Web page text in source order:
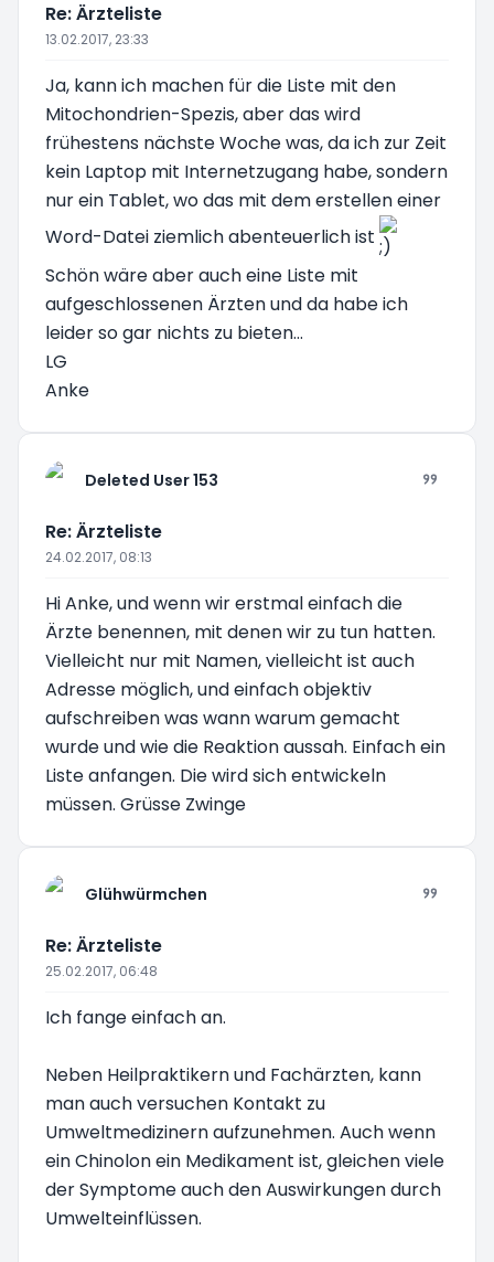
Re: Ärzteliste
13.02.2017, 23:33
Ja, kann ich machen für die Liste mit den
Mitochondrien-Spezis, aber das wird
frühestens nächste Woche was, da ich zur Zeit
kein Laptop mit Internetzugang habe, sondern
nur ein Tablet, wo das mit dem erstellen einer
Word-Datei ziemlich abenteuerlich ist
Schön wäre aber auch eine Liste mit
aufgeschlossenen Ärzten und da habe ich
leider so gar nichts zu bieten...
LG
Anke
Deleted User 153
Re: Ärzteliste
24.02.2017, 08:13
Hi Anke, und wenn wir erstmal einfach die
Ärzte benennen, mit denen wir zu tun hatten.
Vielleicht nur mit Namen, vielleicht ist auch
Adresse möglich, und einfach objektiv
aufschreiben was wann warum gemacht
wurde und wie die Reaktion aussah. Einfach ein
Liste anfangen. Die wird sich entwickeln
müssen. Grüsse Zwinge
Glühwürmchen
Re: Ärzteliste
25.02.2017, 06:48
Ich fange einfach an.
Neben Heilpraktikern und Fachärzten, kann
man auch versuchen Kontakt zu
Umweltmedizinern aufzunehmen. Auch wenn
ein Chinolon ein Medikament ist, gleichen viele
der Symptome auch den Auswirkungen durch
Umwelteinflüssen.